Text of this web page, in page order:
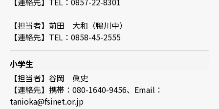
【担当者】前田 大和（鴨川中）
【連絡先】TEL：0858-45-2555
小学生
【担当者】谷岡 眞史
【連絡先】携帯：080-1640-9456、Email：
tanioka@fsinet.or.jp